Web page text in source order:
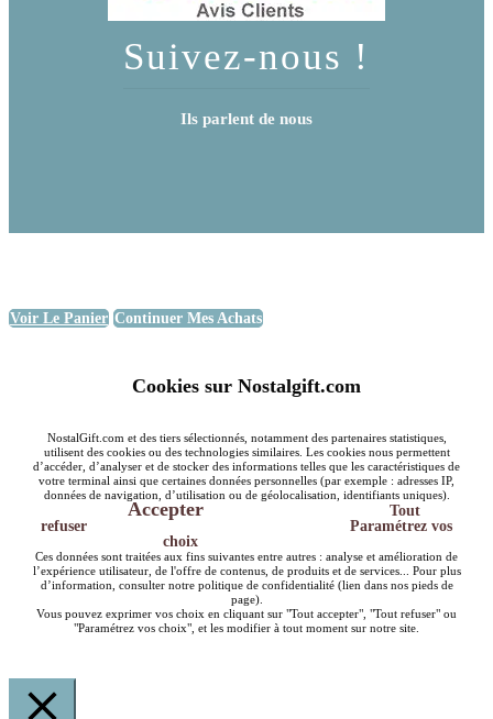
Suivez-nous !
Ils parlent de nous
Voir Le Panier Continuer Mes Achats
Cookies sur Nostalgift.com
NostalGift.com et des tiers sélectionnés, notamment des partenaires statistiques,
utilisent des cookies ou des technologies similaires. Les cookies nous permettent
d’accéder, d’analyser et de stocker des informations telles que les caractéristiques de
votre terminal ainsi que certaines données personnelles (par exemple : adresses IP,
données de navigation, d’utilisation ou de géolocalisation, identifiants uniques).
Accepter
Tout
refuser
Paramétrez vos
choix
Ces données sont traitées aux fins suivantes entre autres : analyse et amélioration de
l’expérience utilisateur, de l'offre de contenus, de produits et de services... Pour plus
d’information, consulter notre politique de confidentialité (lien dans nos pieds de
page).
Vous pouvez exprimer vos choix en cliquant sur "Tout accepter", "Tout refuser" ou
"Paramétrez vos choix", et les modifier à tout moment sur notre site.